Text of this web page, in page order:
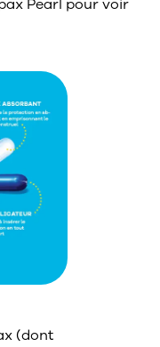
Pearl pour voir
(dont